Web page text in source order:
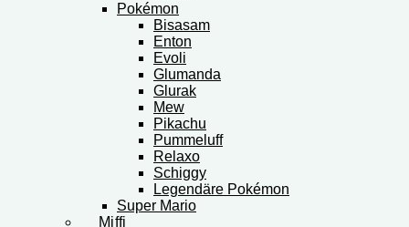
Pokémon
Bisasam
Enton
Evoli
Glumanda
Glurak
Mew
Pikachu
Pummeluff
Relaxo
Schiggy
Legendäre Pokémon
Super Mario
Miffi